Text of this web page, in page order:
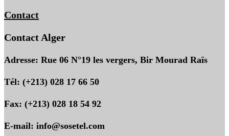
Contact
Contact Alger
Adresse: Rue 06 N°19 les vergers, Bir Mourad Raïs
Tél: (+213) 028 17 66 50
Fax: (+213) 028 18 54 92
E-mail: info@sosetel.com